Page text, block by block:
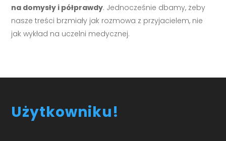
na domysły i półprawdy. Jednocześnie dbamy, żeby
nasze treści brzmiały jak rozmowa z przyjacielem, nie
jak wykład na uczelni medycznej.
Użytkowniku!